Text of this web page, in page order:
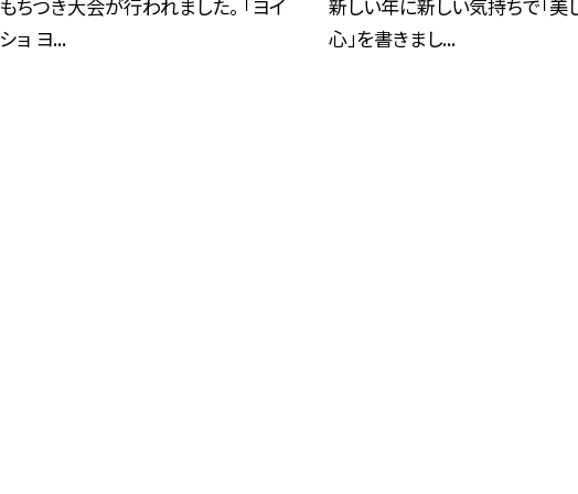
もちつき大会が行われました。 「ヨイ
ショ ヨ...
新しい年に新しい気持ちで「美
心」を書きまし...